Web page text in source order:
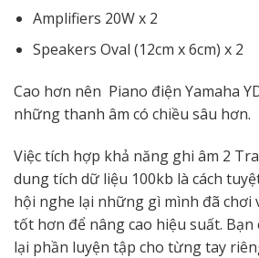
Amplifiers 20W x 2
Speakers Oval (12cm x 6cm) x 2
Cao hơn nên Piano điện Yamaha
những thanh âm có chiều sâu hơn.
Việc tích hợp khả năng ghi âm 2
dung tích dữ liệu 100kb là cách
hội nghe lại những gì mình đã chơi
tốt hơn để nâng cao hiệu suất. Bạn
lại phần luyện tập cho từng tay